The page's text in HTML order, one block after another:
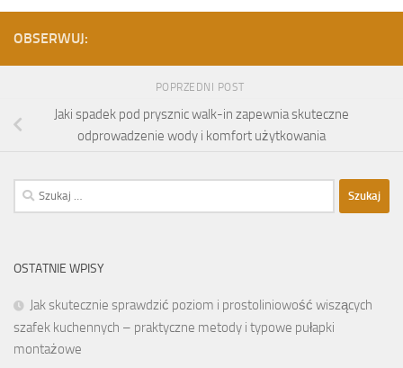
OBSERWUJ:
POPRZEDNI POST
Jaki spadek pod prysznic walk-in zapewnia skuteczne
odprowadzenie wody i komfort użytkowania
Szukaj:
OSTATNIE WPISY
Jak skutecznie sprawdzić poziom i prostoliniowość wiszących
szafek kuchennych – praktyczne metody i typowe pułapki
montażowe